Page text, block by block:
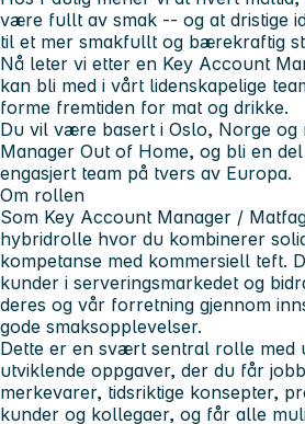
være fullt av smak -- og at dristige
til et mer smakfullt og bærekraftig
Nå leter vi etter en Key Account
kan bli med i vårt lidenskapelige
forme fremtiden for mat og drikke.
Du vil være basert i Oslo, Norge
Manager Out of Home, og bli en
engasjert team på tvers av Europa.
Om rollen
Som Key Account Manager /
hybridrolle hvor du kombinerer
kompetanse med kommersiell teft.
kunder i serveringsmarkedet og
deres og vår forretning gjennom
gode smaksopplevelser.
Dette er en svært sentral rolle med
utviklende oppgaver, der du får
merkevarer, tidsriktige konsepter,
kunder og kollegaer, og får alle